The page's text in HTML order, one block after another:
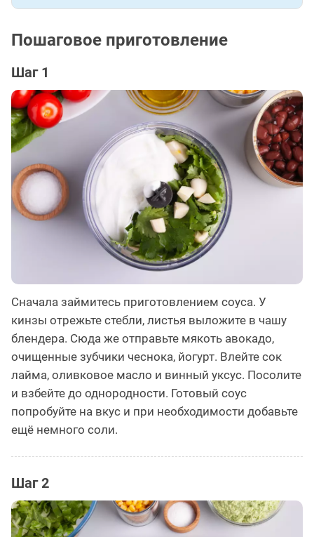
Пошаговое приготовление
Шаг 1
Сначала займитесь приготовлением соуса. У
кинзы отрежьте стебли, листья выложите в чашу
блендера. Сюда же отправьте мякоть авокадо,
очищенные зубчики чеснока, йогурт. Влейте сок
лайма, оливковое масло и винный уксус. Посолите
и взбейте до однородности. Готовый соус
попробуйте на вкус и при необходимости добавьте
ещё немного соли.
Шаг 2